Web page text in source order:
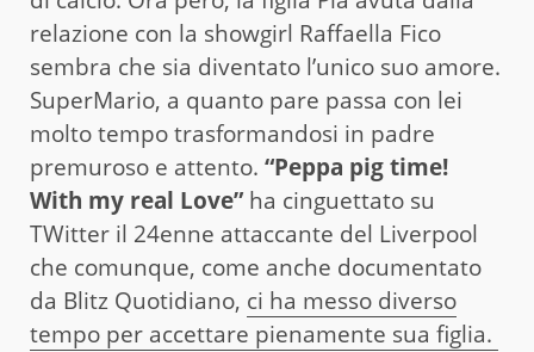
relazione con la showgirl Raffaella Fico
sembra che sia diventato l’unico suo amore.
SuperMario, a quanto pare passa con lei
molto tempo trasformandosi in padre
premuroso e attento. “Peppa pig time!
With my real Love” ha cinguettato su
TWitter il 24enne attaccante del Liverpool
che comunque, come anche documentato
da Blitz Quotidiano, ci ha messo diverso
tempo per accettare pienamente sua figlia.